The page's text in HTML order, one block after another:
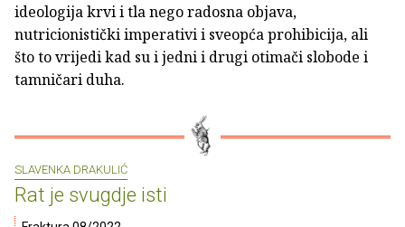
ideologija krvi i tla nego radosna objava,
nutricionistički imperativi i sveopća prohibicija, ali
što to vrijedi kad su i jedni i drugi otimači slobode i
tamničari duha.
SLAVENKA DRAKULIĆ
Rat je svugdje isti